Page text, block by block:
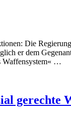
Die
er dem
Waffensystem« …
gerechte